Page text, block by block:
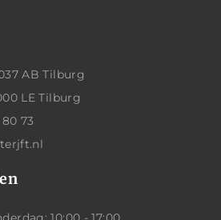
AB Tilburg
LE Tilburg
73